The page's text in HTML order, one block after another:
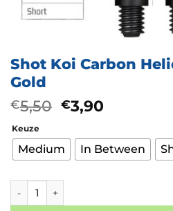
Shot Koi Carbon
Gold
€5,50
was:
€5,50.
€3,90Huidige
is:
€3,90.
Keuze
Medium In Between
Shot Koi Carbon Helioknot Shaft